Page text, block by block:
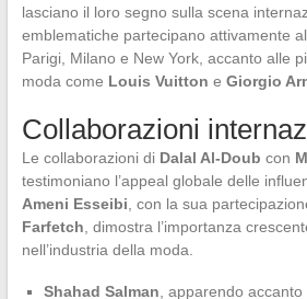
lasciano il loro segno sulla scena
emblematiche partecipano attivamente
Parigi, Milano e New York, accanto alle
moda come Louis Vuitton e Giorgio
Collaborazioni
Le collaborazioni di Dalal Al-Doub con
testimoniano l’appeal globale delle
Ameni Esseibi , con la sua
Farfetch , dimostra l’importanza
nell’industria della moda.
Shahad Salman , apparendo accanto